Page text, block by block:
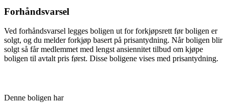
Forhåndsvarsel
Ved forhåndsvarsel legges boligen ut for forkjøpsrett før boligen er
solgt, og du melder forkjøp basert på prisantydning. Når boligen blir
solgt så får medlemmet med lengst ansiennitet tilbud om kjøpe
boligen til avtalt pris først. Disse boligene vises med prisantydning.
Denne boligen har